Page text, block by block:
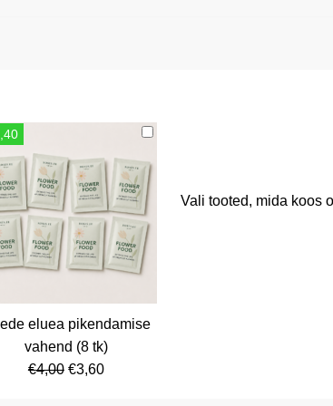
eluea pikendamise
vahend (8 tk)
€4,00 Algne
€3,60Current
Vali tooted, mida koos